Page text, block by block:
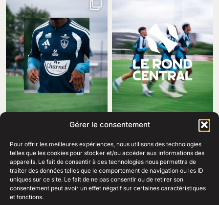
Gérer le consentement
Pour offrir les meilleures expériences, nous utilisons des technologies
telles que les cookies pour stocker et/ou accéder aux informations des
appareils. Le fait de consentir à ces technologies nous permettra de
traiter des données telles que le comportement de navigation ou les ID
uniques sur ce site. Le fait de ne pas consentir ou de retirer son
consentement peut avoir un effet négatif sur certaines caractéristiques
et fonctions.
69 Rue Amiral Romain Desfosses,
29200 Brest
02 98 41 41 99
Ouvert du lundi au samedi